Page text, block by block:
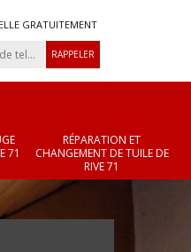
GRATUITEMENT
71
RÉPARATION ET
CHANGEMENT DE TUILE DE
RIVE 71